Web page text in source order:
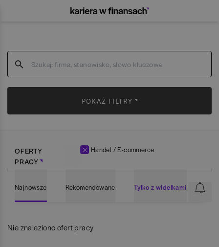
POKAŻ FILTRY
OFERTY
PRACY
Handel / E-commerce
Najnowsze Rekomendowane Tylko z widełkami
Nie znaleziono ofert pracy